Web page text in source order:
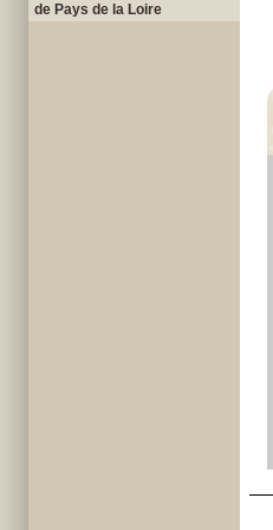
de Pays de la Loire